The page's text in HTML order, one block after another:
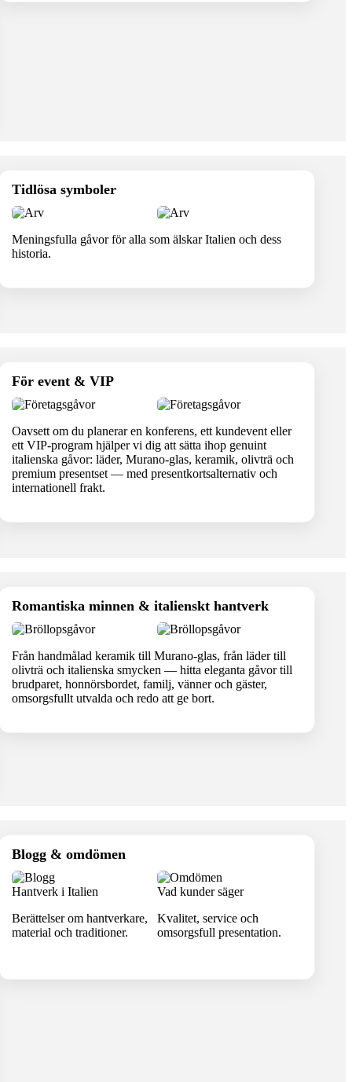
Tidlösa symboler
Meningsfulla gåvor för alla som älskar Italien och dess
historia.
För event & VIP
Oavsett om du planerar en konferens, ett kundevent eller
ett VIP-program hjälper vi dig att sätta ihop genuint
italienska gåvor: läder, Murano-glas, keramik, olivträ och
premium presentset — med presentkortsalternativ och
internationell frakt.
Romantiska minnen & italienskt hantverk
Från handmålad keramik till Murano-glas, från läder till
olivträ och italienska smycken — hitta eleganta gåvor till
brudparet, honnörsbordet, familj, vänner och gäster,
omsorgsfullt utvalda och redo att ge bort.
Blogg & omdömen
Hantverk i Italien
Berättelser om hantverkare,
material och traditioner.
Vad kunder säger
Kvalitet, service och
omsorgsfull presentation.